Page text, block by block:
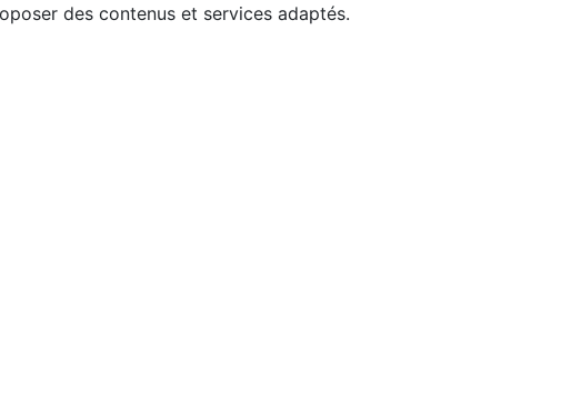
des contenus et services adaptés.